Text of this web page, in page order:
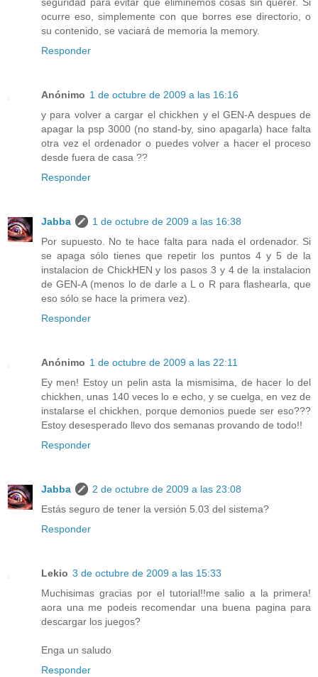
seguridad para evitar que eliminemos cosas sin querer. Si
ocurre eso, simplemente con que borres ese directorio, o
su contenido, se vaciará de memoria la memory.
Responder
Anónimo 1 de octubre de 2009 a las 16:16
y para volver a cargar el chickhen y el GEN-A despues de
apagar la psp 3000 (no stand-by, sino apagarla) hace falta
otra vez el ordenador o puedes volver a hacer el proceso
desde fuera de casa ??
Responder
Jabba
1 de octubre de 2009 a las 16:38
Por supuesto. No te hace falta para nada el ordenador. Si
se apaga sólo tienes que repetir los puntos 4 y 5 de la
instalacion de ChickHEN y los pasos 3 y 4 de la instalacion
de GEN-A (menos lo de darle a L o R para flashearla, que
eso sólo se hace la primera vez).
Responder
Anónimo 1 de octubre de 2009 a las 22:11
Ey men! Estoy un pelin asta la mismisima, de hacer lo del
chickhen, unas 140 veces lo e echo, y se cuelga, en vez de
instalarse el chickhen, porque demonios puede ser eso???
Estoy desesperado llevo dos semanas provando de todo!!
Responder
Jabba
2 de octubre de 2009 a las 23:08
Estás seguro de tener la versión 5.03 del sistema?
Responder
Lekio 3 de octubre de 2009 a las 15:33
Muchisimas gracias por el tutorial!!me salio a la primera!
aora una me podeis recomendar una buena pagina para
descargar los juegos?
Enga un saludo
Responder